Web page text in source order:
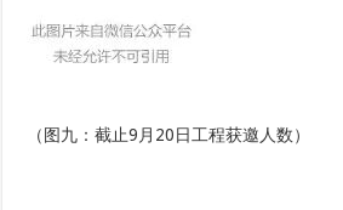
（图九：截止9月20日工程获邀人数）